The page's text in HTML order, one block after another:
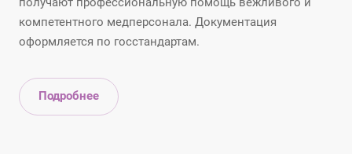
компетентного медперсонала. Документация
оформляется по госстандартам.
Подробнее